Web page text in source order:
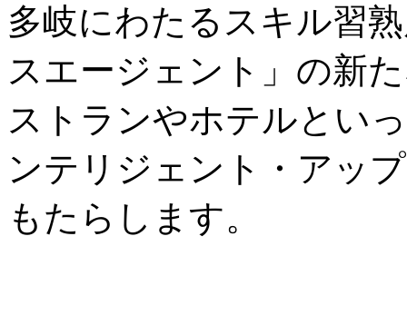
多岐にわたるスキル習
スエージェント」の新
ストランやホテルとい
ンテリジェント・アッ
もたらします。